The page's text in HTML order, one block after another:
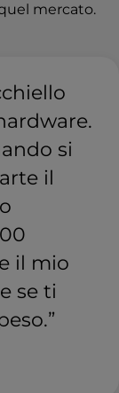
mercato.
si
il
il mio
se ti